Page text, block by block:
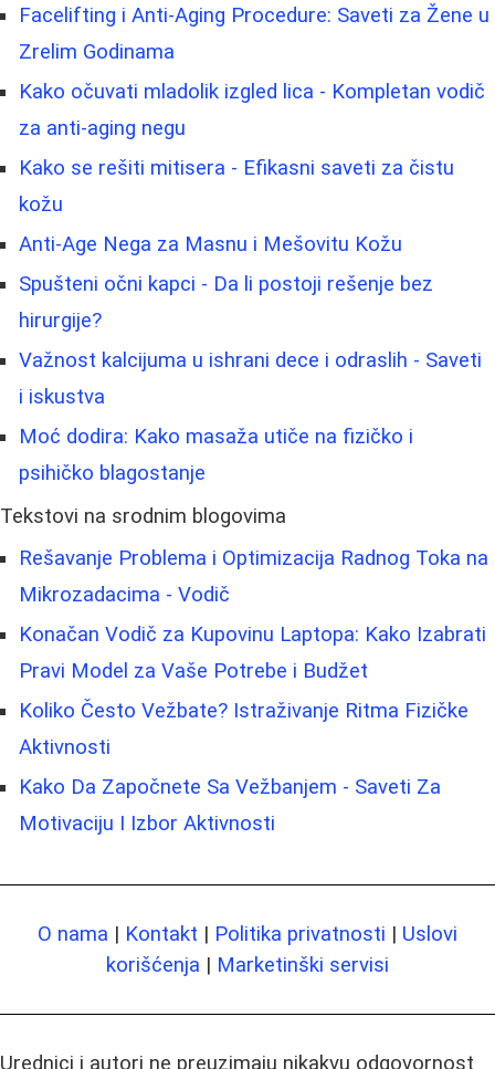
Facelifting i Anti-Aging Procedure: Saveti za Žene u
Zrelim Godinama
Kako očuvati mladolik izgled lica - Kompletan vodič
za anti-aging negu
Kako se rešiti mitisera - Efikasni saveti za čistu
kožu
Anti-Age Nega za Masnu i Mešovitu Kožu
Spušteni očni kapci - Da li postoji rešenje bez
hirurgije?
Važnost kalcijuma u ishrani dece i odraslih - Saveti
i iskustva
Moć dodira: Kako masaža utiče na fizičko i
psihičko blagostanje
Tekstovi na srodnim blogovima
Rešavanje Problema i Optimizacija Radnog Toka na
Mikrozadacima - Vodič
Konačan Vodič za Kupovinu Laptopa: Kako Izabrati
Pravi Model za Vaše Potrebe i Budžet
Koliko Često Vežbate? Istraživanje Ritma Fizičke
Aktivnosti
Kako Da Započnete Sa Vežbanjem - Saveti Za
Motivaciju I Izbor Aktivnosti
O nama | Kontakt | Politika privatnosti | Uslovi
korišćenja | Marketinški servisi
Urednici i autori ne preuzimaju nikakvu odgovornost